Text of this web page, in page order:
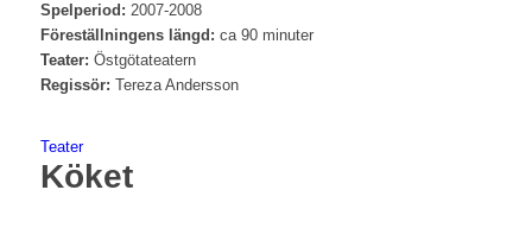
Spelperiod: 2007-2008
Föreställningens längd: ca 90 minuter
Teater: Östgötateatern
Regissör: Tereza Andersson
Teater
Köket